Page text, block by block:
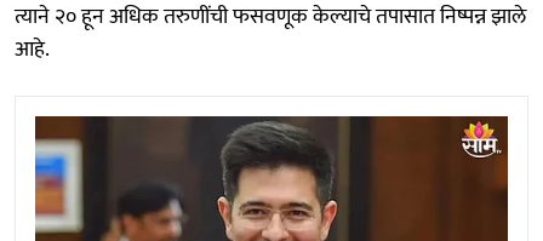
त्याने २० हून अधिक तरुणींची फसवणूक केल्याचे तपासात निष्पन्न झाले
आहे.